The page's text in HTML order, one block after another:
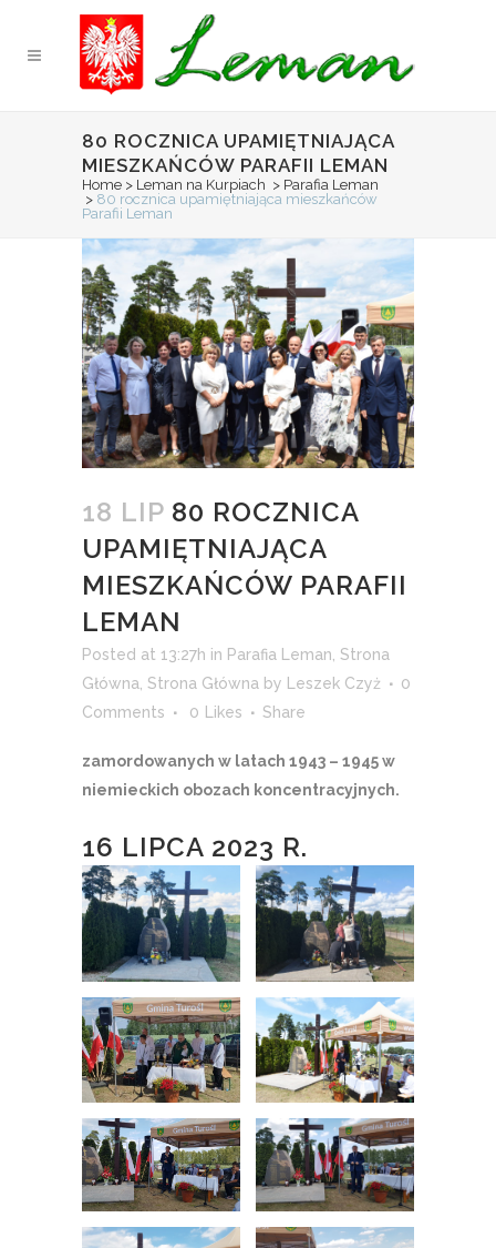
80 ROCZNICA UPAMIĘTNIAJĄCA
MIESZKAŃCÓW PARAFII LEMAN
Home > Leman na Kurpiach > Parafia Leman
> 80 rocznica upamiętniająca mieszkańców
Parafii Leman
18 LIP 80 ROCZNICA
UPAMIĘTNIAJĄCA
MIESZKAŃCÓW PARAFII
LEMAN
Posted at 13:27h in Parafia Leman Strona
Główna Strona Główna by Leszek Czyż
0
Comments
0 Likes Share
zamordowanych w latach 1943 – 1945 w
niemieckich obozach koncentracyjnych.
16 LIPCA 2023 R.